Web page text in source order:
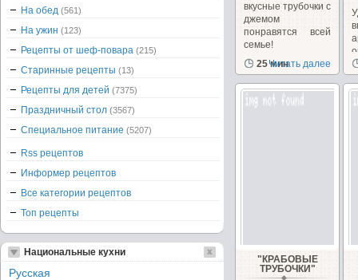
вкусные трубочки с
джемом
понравятся всей
семье!
25 мин
Читать далее
"КРАБОВЫЕ
ТРУБОЧКИ"
На обед (561)
На ужин (123)
Рецепты от шеф-повара (215)
Старинные рецепты (13)
Рецепты для детей (7375)
Праздничный стол (3567)
Специальное питание (5207)
Rss рецептов
Информер рецептов
Все категории рецептов
Топ рецепты
Национальные кухни
Русская